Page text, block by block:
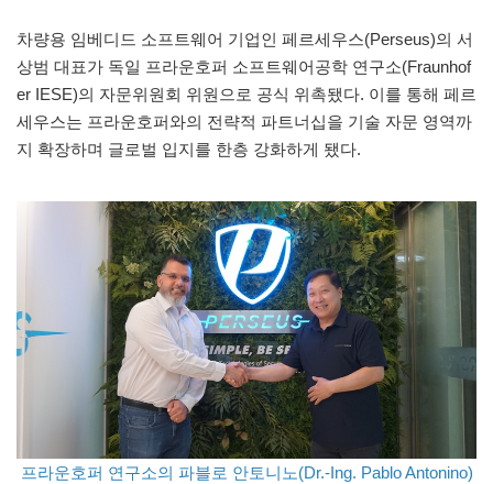
차량용 임베디드 소프트웨어 기업인 페르세우스(Perseus)의 서
상범 대표가 독일 프라운호퍼 소프트웨어공학 연구소(Fraunhof
er IESE)의 자문위원회 위원으로 공식 위촉됐다. 이를 통해 페르
세우스는 프라운호퍼와의 전략적 파트너십을 기술 자문 영역까
지 확장하며 글로벌 입지를 한층 강화하게 됐다.
프라운호퍼 연구소의 파블로 안토니노(Dr.-Ing. Pablo Antonino)